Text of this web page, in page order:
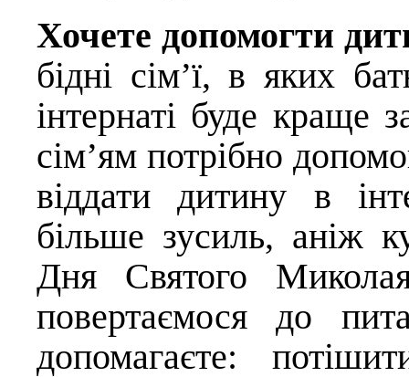
Хочете допомогти
бідні сім’ї, в яких
інтернаті буде краще
сім’ям потрібно
віддати дитину в
більше зусиль, аніж
Дня Святого
повертаємося до
допомагаєте: